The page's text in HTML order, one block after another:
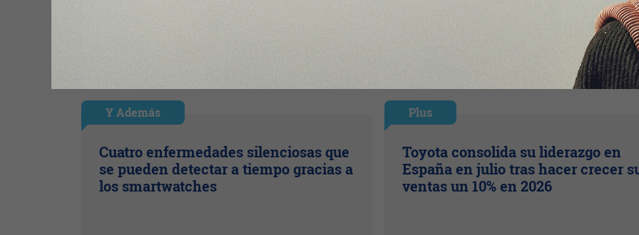
Y Además
Cuatro enfermedades silenciosas que
se pueden detectar a tiempo gracias a
los smartwatches
Plus
Toyota consolida su liderazgo en
España en julio tras hacer crecer
ventas un 10% en 2026